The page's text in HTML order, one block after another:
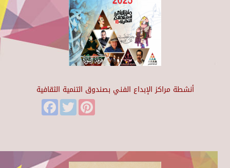
أنشطة مراكز الإبداع الفني بصندوق التنمية الثقافية
FacebookTwitter